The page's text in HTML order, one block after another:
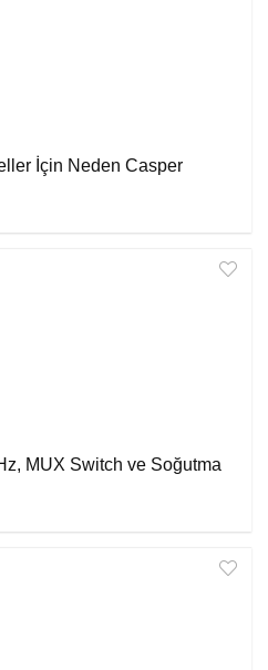
İçin Neden Casper
MUX Switch ve Soğutma